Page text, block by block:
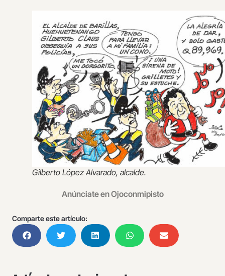
Gilberto López Alvarado, alcalde.
Anúnciate en Ojoconmipisto
Comparte este artículo: